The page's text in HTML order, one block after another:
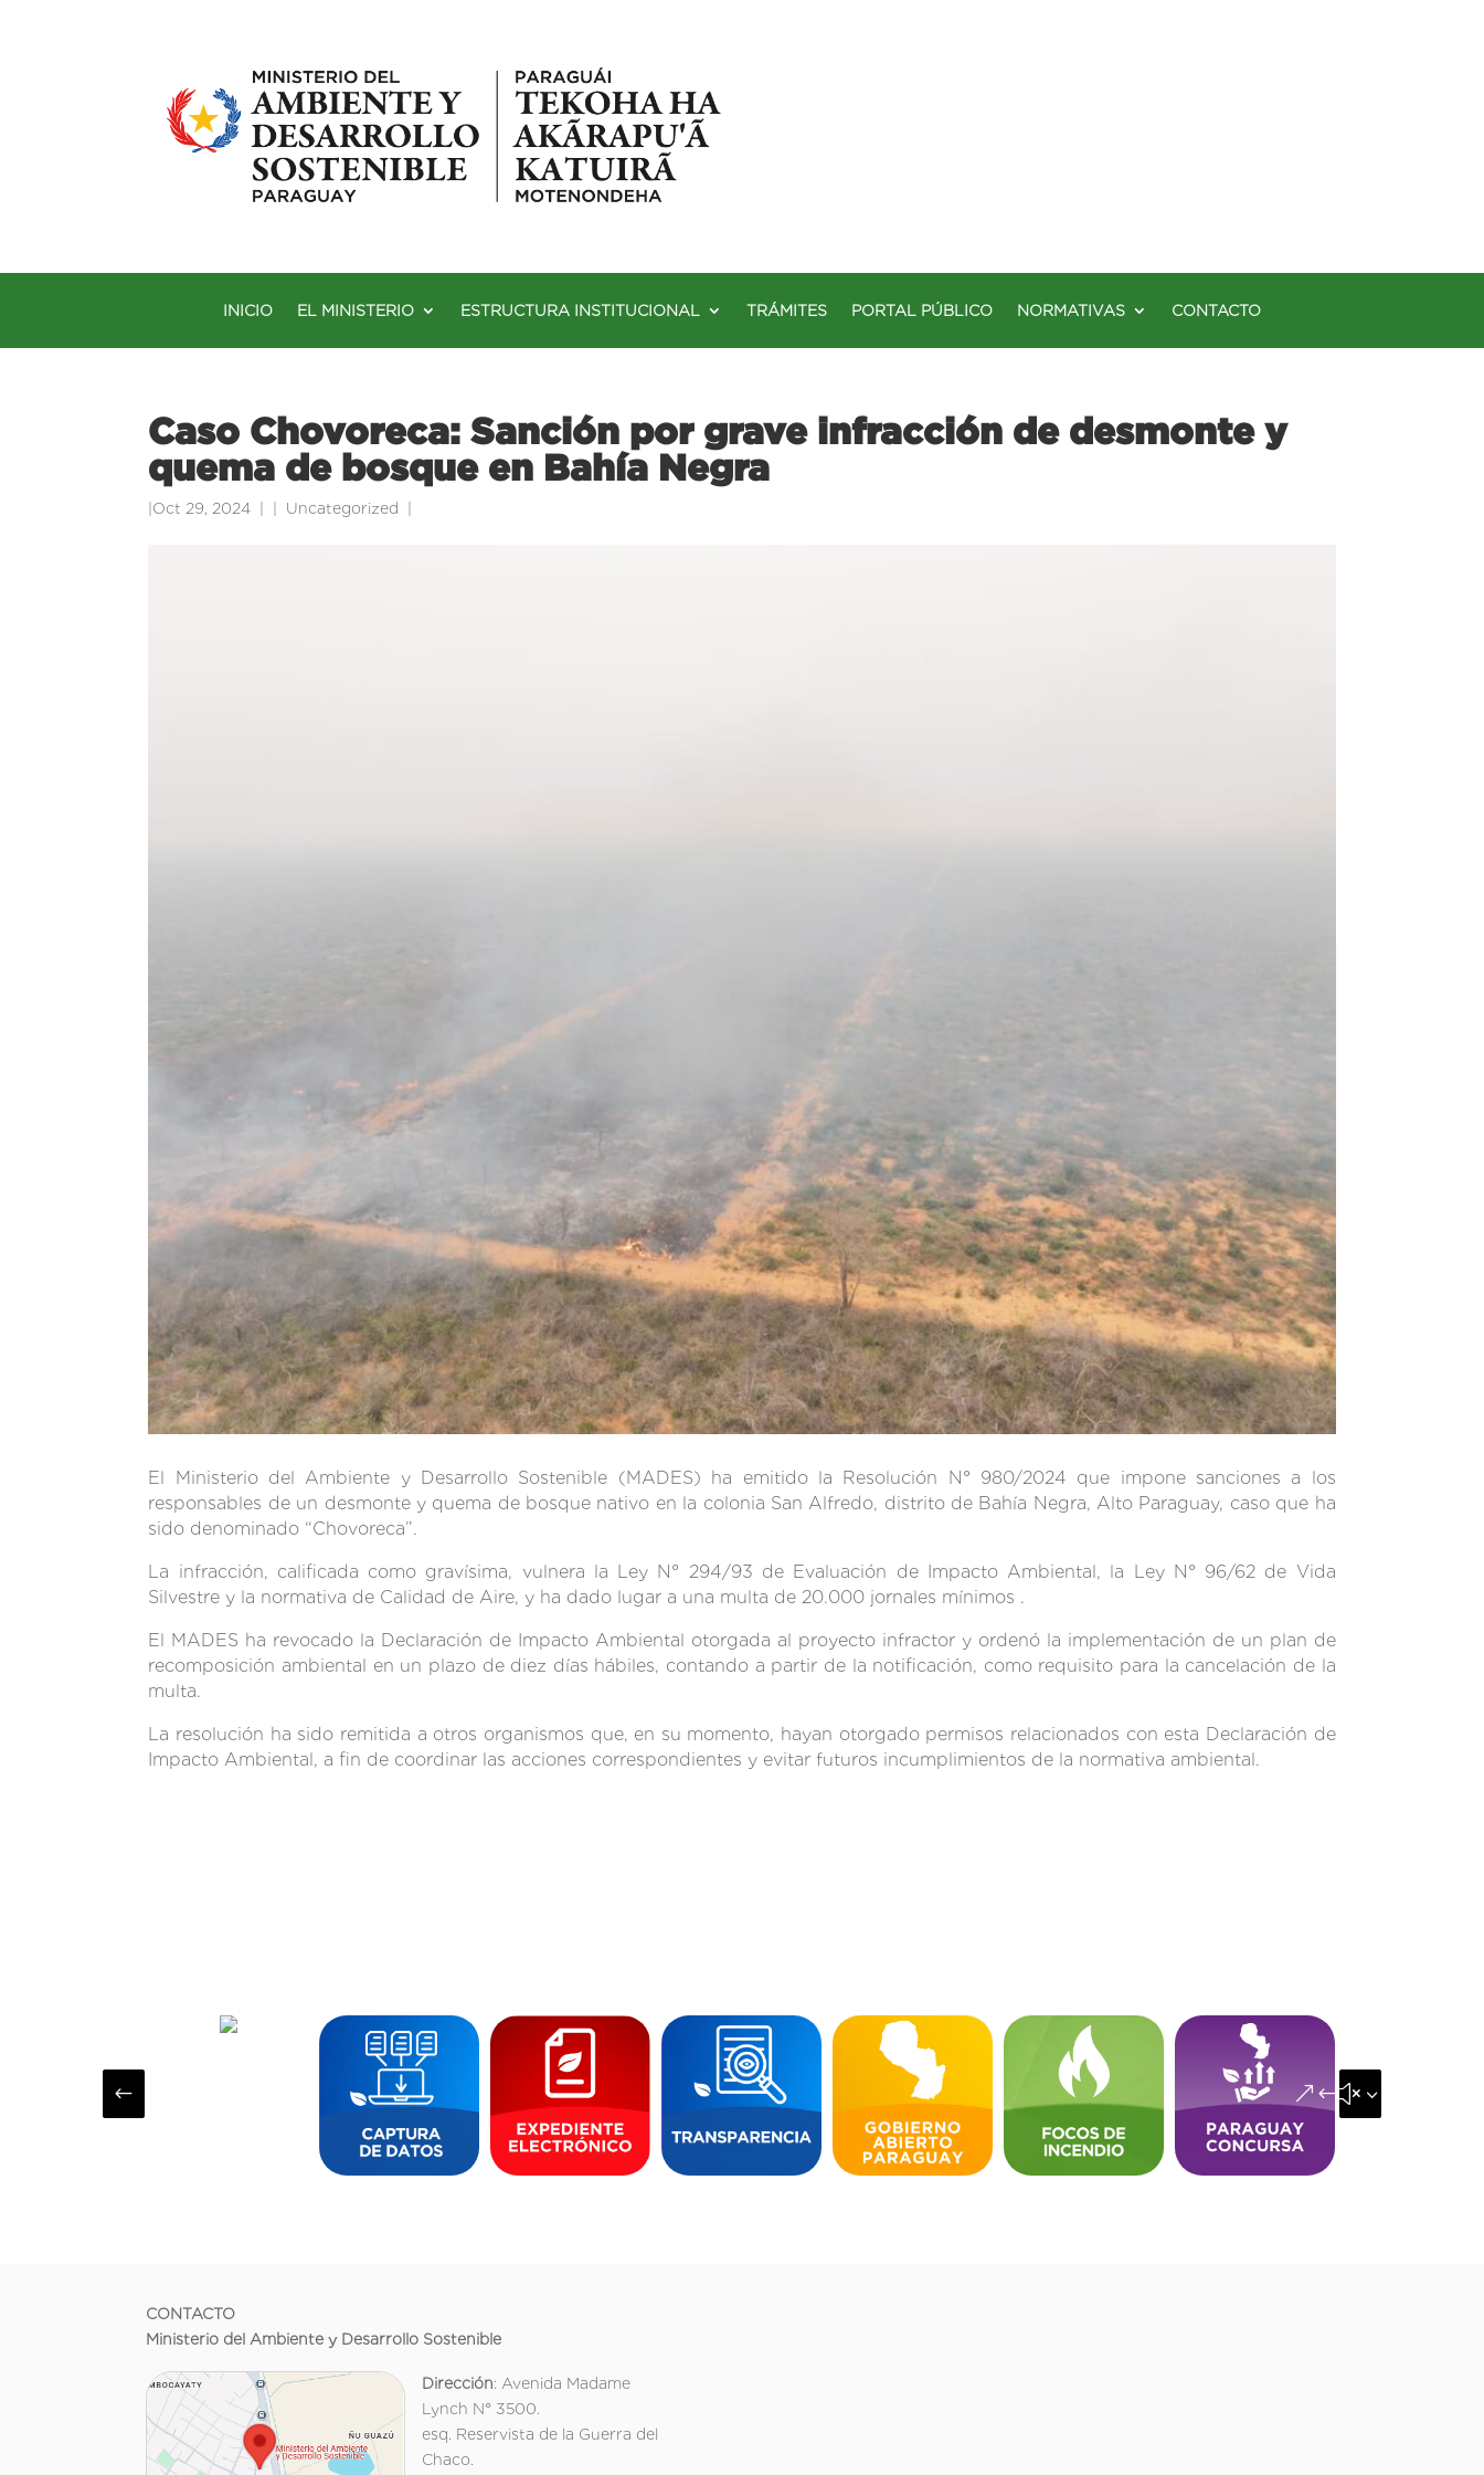
INICIO EL MINISTERIO ESTRUCTURA INSTITUCIONAL TRÁMITES PORTAL PÚBLICO NORMATIVAS CONTACTO
Caso Chovoreca: Sanción por grave infracción de desmonte y
quema de bosque en Bahía Negra
Oct 29, 2024 Uncategorized
El Ministerio del Ambiente y Desarrollo Sostenible (MADES) ha emitido la Resolución N° 980/2024 que impone sanciones a los
responsables de un desmonte y quema de bosque nativo en la colonia San Alfredo, distrito de Bahía Negra, Alto Paraguay, caso que ha
sido denominado “Chovoreca”.
La infracción, calificada como gravísima, vulnera la Ley N° 294/93 de Evaluación de Impacto Ambiental, la Ley N° 96/62 de Vida
Silvestre y la normativa de Calidad de Aire, y ha dado lugar a una multa de 20.000 jornales mínimos .
El MADES ha revocado la Declaración de Impacto Ambiental otorgada al proyecto infractor y ordenó la implementación de un plan de
recomposición ambiental en un plazo de diez días hábiles, contando a partir de la notificación, como requisito para la cancelación de la
multa.
La resolución ha sido remitida a otros organismos que, en su momento, hayan otorgado permisos relacionados con esta Declaración de
Impacto Ambiental, a fin de coordinar las acciones correspondientes y evitar futuros incumplimientos de la normativa ambiental.
# &#x35;
CONTACTO
Ministerio del Ambiente y Desarrollo Sostenible
Dirección: Avenida Madame
Lynch N° 3500.
esq. Reservista de la Guerra del
Chaco.